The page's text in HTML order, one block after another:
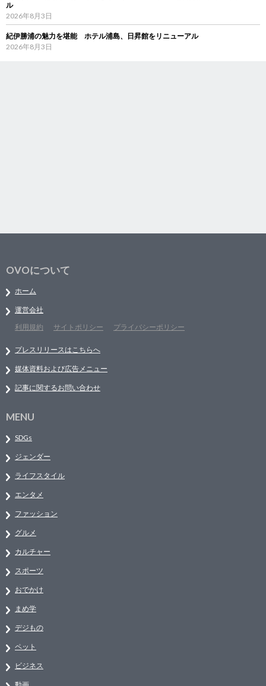
ル
2026年8月3日
紀伊勝浦の魅力を堪能 ホテル浦島、日昇館をリニューアル
2026年8月3日
OVOについて
ホーム
運営会社
利用規約
サイトポリシー プライバシーポリシー
プレスリリースはこちらへ
媒体資料および広告メニュー
記事に関するお問い合わせ
MENU
SDGs
ジェンダー
ライフスタイル
エンタメ
ファッション
グルメ
カルチャー
スポーツ
おでかけ
まめ学
デジもの
ペット
ビジネス